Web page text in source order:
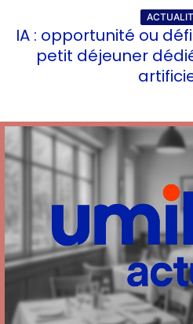
IA : opportunité ou
petit déjeuner